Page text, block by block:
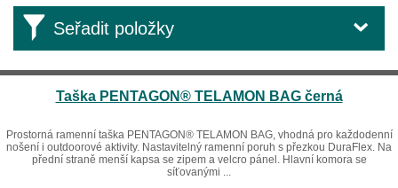
Seřadit položky
Taška PENTAGON® TELAMON BAG černá
Prostorná ramenní taška PENTAGON® TELAMON BAG, vhodná pro každodenní
nošení i outdoorové aktivity. Nastavitelný ramenní poruh s přezkou DuraFlex. Na
přední straně menší kapsa se zipem a velcro pánel. Hlavní komora se
síťovanými ...